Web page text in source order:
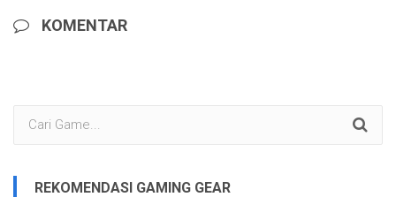
KOMENTAR
REKOMENDASI GAMING GEAR